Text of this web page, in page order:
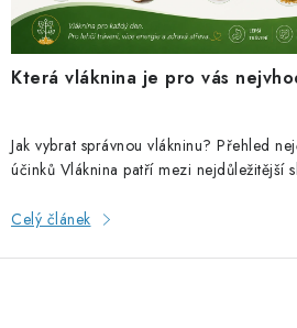
Která vláknina je pro vás
Jak vybrat správnou vlákninu? Přehled
účinků Vláknina patří mezi nejdůležitější
Celý článek